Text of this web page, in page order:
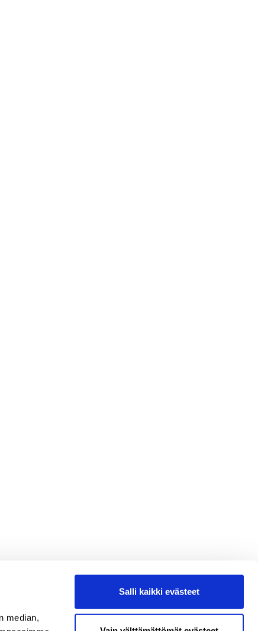
median,
Salli kaikki evästeet